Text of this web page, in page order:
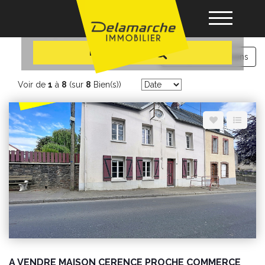
Acheter
Louer
Vendre
Gérance
Nos agences
Recherche
immobilier Cerences
Comparez vos biens
Voir de 1 à 8 (sur 8 Bien(s))
A VENDRE MAISON CERENCE PROCHE COMMERCE